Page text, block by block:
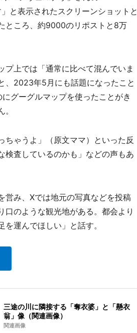
と表示されたスクリーンショットと
ところ、約9000のリポストと8万
上では「通常に比べて混んでいま
、2023年5月にも話題になったこと
グーグルマップを使ったことがき
ゃうよ」（原文ママ）といった反
検査しているのかも」などの声もあ
み、Xでは地元の写真などを投稿
のような観光地がある。都会より
運んでほしい」と話す。
三途の川に隣接する「奪衣婆」と「懸衣
翁」像（関連画像）
関連画像